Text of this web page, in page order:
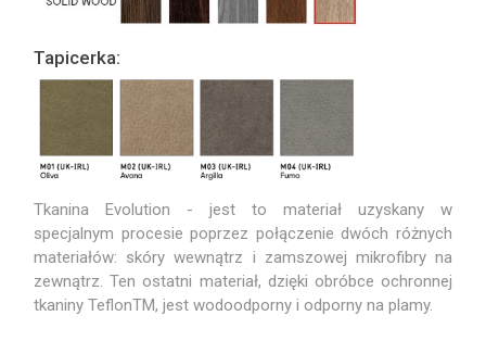
Tapicerka:
Tkanina Evolution - jest to materiał uzyskany w
specjalnym procesie poprzez połączenie dwóch różnych
materiałów: skóry wewnątrz i zamszowej mikrofibry na
zewnątrz. Ten ostatni materiał, dzięki obróbce ochronnej
tkaniny TeflonTM, jest wodoodporny i odporny na plamy.